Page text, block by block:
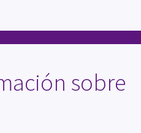
sobre